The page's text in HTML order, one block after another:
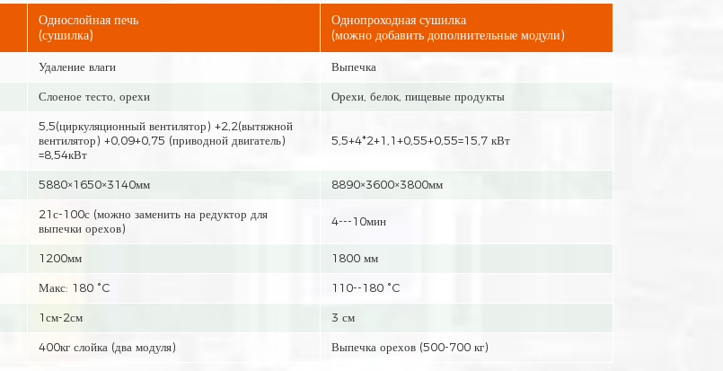
Однослойная печь
(сушилка)
Однопроходная сушилка
(можно добавить дополнительные модули)
Удаление влаги Выпечка
Слоеное тесто, орехи Орехи, белок, пищевые продукты
5,5(циркуляционный вентилятор) +2,2(вытяжной
вентилятор) +0,09+0,75 (приводной двигатель)
=8,54кВт
5,5+4*2+1,1+0,55+0,55=15,7 кВт
5880×1650×3140мм 8890×3600×3800мм
21с-100с (можно заменить на редуктор для
выпечки орехов)
4---10мин
1200мм 1800 мм
Макс: 180 °C 110--180 °C
1см-2см 3 см
400кг слойка (два модуля) Выпечка орехов (500-700 кг)